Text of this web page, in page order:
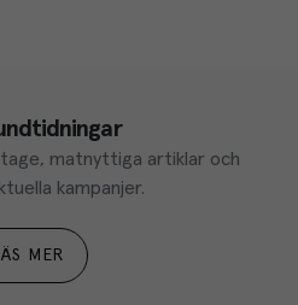
matnyttiga artiklar och
kampanjer.
LÄS MER